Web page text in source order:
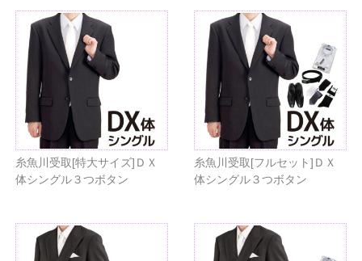
糸魚川受取[特大サイズ]ＤＸ
体シングル３つボタン
糸魚川受取[フルセット]ＤＸ
体シングル３つボタン